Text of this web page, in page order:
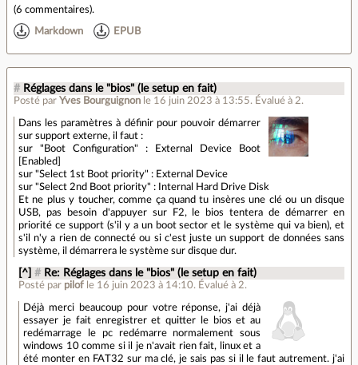
(6 commentaires).
Markdown EPUB
# Réglages dans le "bios" (le setup en fait)
Posté par Yves Bourguignon le 16 juin 2023 à 13:55. Évalué à 2.
Dans les paramètres à définir pour pouvoir démarrer
sur support externe, il faut :
sur "Boot Configuration" : External Device Boot
[Enabled]
sur "Select 1st Boot priority" : External Device
sur "Select 2nd Boot priority" : Internal Hard Drive Disk
Et ne plus y toucher, comme ça quand tu insères une clé ou un disque
USB, pas besoin d'appuyer sur F2, le bios tentera de démarrer en
priorité ce support (s'il y a un boot sector et le système qui va bien), et
s'il n'y a rien de connecté ou si c'est juste un support de données sans
système, il démarrera le système sur disque dur.
[^] # Re: Réglages dans le "bios" (le setup en fait)
Posté par pilof le 16 juin 2023 à 14:10. Évalué à2.
Déjà merci beaucoup pour votre réponse, j'ai déjà
essayer je fait enregistrer et quitter le bios et au
redémarrage le pc redémarre normalement sous
windows 10 comme si il je n'avait rien fait, linux et a
été monter en FAT32 sur ma clé, je sais pas si il le faut autrement. j'ai